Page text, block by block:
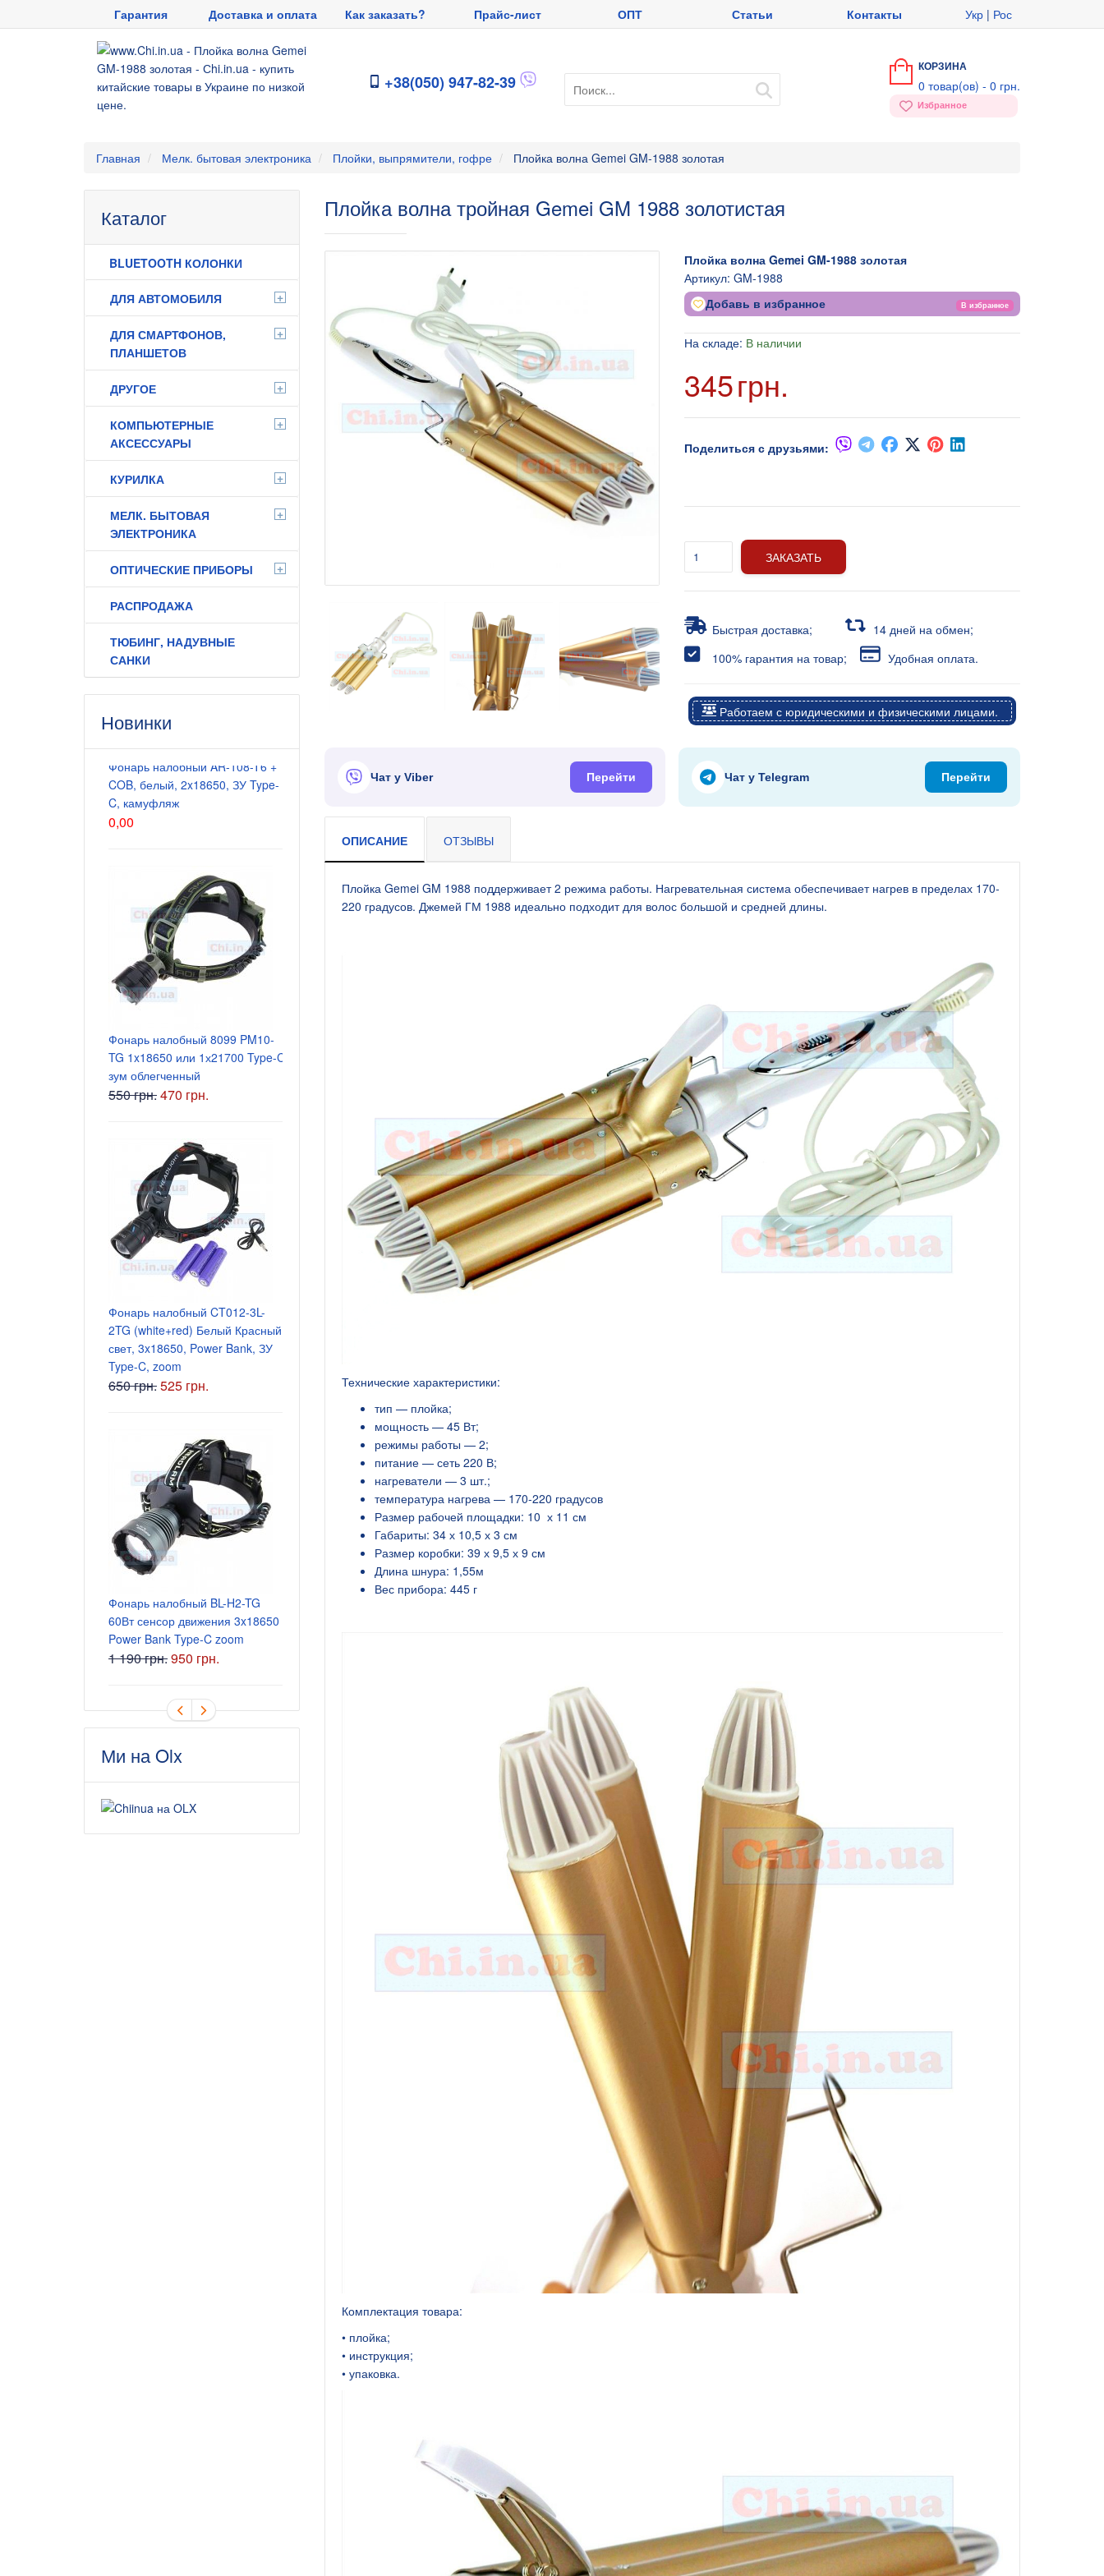
Гарантия Доставка и оплата Как заказать? Прайс-лист ОПТ Статьи Контакты Укр | Рос
+38(050) 947-82-39
КОРЗИНА
0 товар(ов) - 0 грн.
Избранное
Главная Мелк. бытовая электроника Плойки, выпрямители, гофре Плойка волна Gemei GM-1988 золотая
Каталог
BLUETOOTH КОЛОНКИ
ДЛЯ АВТОМОБИЛЯ +
ДЛЯ СМАРТФОНОВ,
ПЛАНШЕТОВ
+
ДРУГОЕ +
КОМПЬЮТЕРНЫЕ
АКСЕССУАРЫ
+
КУРИЛКА +
МЕЛК. БЫТОВАЯ
ЭЛЕКТРОНИКА
+
ОПТИЧЕСКИЕ ПРИБОРЫ +
РАСПРОДАЖА
ТЮБИНГ, НАДУВНЫЕ
САНКИ
Новинки
Фонарь налобный AR-108-T6 +
COB, белый, 2x18650, ЗУ Type-
C, камуфляж
0,00
Фонарь налобный 8099 PM10-
TG 1x18650 или 1х21700 Type-C
зум облегченный
550 грн.470 грн.
Фонарь налобный CT012-3L-
2TG (white+red) Белый Красный
свет, 3x18650, Power Bank, ЗУ
Type-C, zoom
650 грн.525 грн.
Фонарь налобный BL-H2-TG
60Вт сенсор движения 3x18650
Power Bank Type-C zoom
1 190 грн.950 грн.
Блок питания 9В 3А, штекер
5.5x2.5 мм
Блок питания 9В 1А, штекер
Блок питания 5В 3А, штекер
Ми на Olx
Плойка волна тройная Gemei GM 1988 золотистая
Плойка волна Gemei GM-1988 золотая
Артикул: GM-1988
Добавь в избранное В избранное
На складе: В наличии
345грн.
Поделиться с друзьями:
ЗАКАЗАТЬ
Быстрая доставка;
14 дней на обмен;
100% гарантия на товар;
Удобная оплата.
Работаем с юридическими и физическими лицами.
Чат у Viber Перейти Чат у Telegram Перейти
ОПИСАНИЕ ОТЗЫВЫ
Плойка Gemei GM 1988 поддерживает 2 режима работы. Нагревательная система обеспечивает нагрев в пределах 170-
220 градусов. Джемей ГМ 1988 идеально подходит для волос большой и средней длины.
Технические характеристики:
тип — плойка;
мощность — 45 Вт;
режимы работы — 2;
питание — сеть 220 В;
нагреватели — 3 шт.;
температура нагрева — 170-220 градусов
Размер рабочей площадки: 10 х 11 см
Габариты: 34 х 10,5 х 3 см
Размер коробки: 39 х 9,5 х 9 см
Длина шнура: 1,55м
Вес прибора: 445 г
Комплектация товара:
• плойка;
• инструкция;
• упаковка.